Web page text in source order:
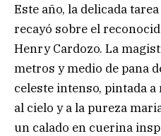
Este año, la delicada
recayó sobre el
Henry Cardozo. La
metros y medio de pana
celeste intenso, pintada
al cielo y a la pureza
un calado en cuerina